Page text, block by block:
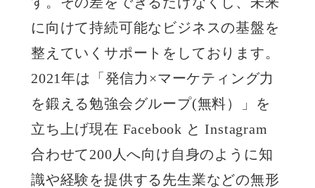
に向けて持続可能なビジネスの基盤を
整えていくサポートをしております。
2021年は「発信力×マーケティング力
を鍛える勉強会グループ(無料）」を
立ち上げ現在 Facebook と Instagram
合わせて200人へ向け自身のように知
識や経験を提供する先生業などの無形